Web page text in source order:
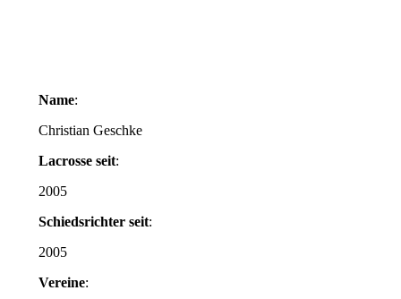
Name:
Christian Geschke
Lacrosse seit:
2005
Schiedsrichter seit:
2005
Vereine: